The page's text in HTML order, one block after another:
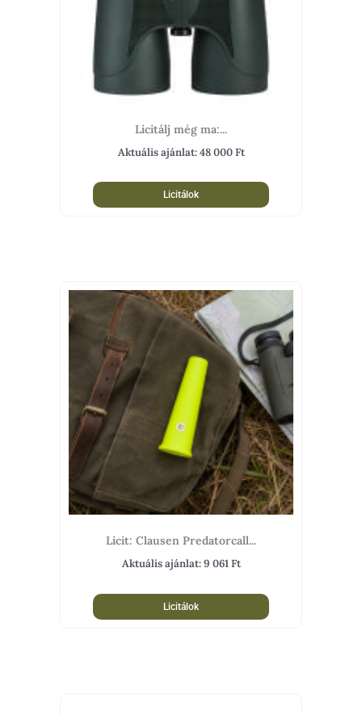
Licitálj még ma:...
Aktuális ajánlat:48 000Ft
Licitálok
Licit: Clausen Predatorcall...
Aktuális ajánlat:9 061Ft
Licitálok